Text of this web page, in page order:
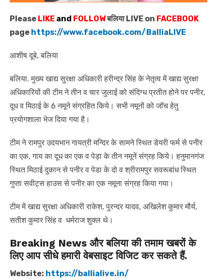
Please LIKE and FOLLOWबलिया LIVE on FACEBOOK
page https://www.facebook.com/BalliaLIVE
आशीष दूबे, बलिया
बलिया. मुख्य खाद्य सुरक्षा अधिकारी हरीन्द्र सिंह के नेतृत्व में खाद्य सुरक्षा
अधिकारियों की टीम ने तीन व चार जुलाई को संदिग्ध प्रतीत होने पर पनीर,
दूध व मिठाई के 6 नमूने संग्रहित किये। सभी नमूनों को जॉच हेतु
प्रयोगशाला भेज दिया गया है।
टीम ने रामपुर उदयभान गायत्री मन्दिर के सामने स्थित डेयरी फर्म से पनीर
का एक, गाय का दूध का एक व पेड़ा के तीन नमूनें संग्रह किये। हनुमानगंज
स्थित मिठाई दुकान से पनीर व पेडा के दो व श्रीरामपुर सवरूबांध स्थित
गुप्ता सवीट्स हाउस से पनीर का एक नमूना संग्रह किया गया।
टीम में खाद्य सुरक्षा अधिकारी राकेश, पुरन्दर यादव, अखिलेश कुमार मौर्य,
सतीश कुमार सिंह व धर्मराज शुक्ल थे।
Breaking News और बलिया की तमाम खबरों के
लिए आप सीधे हमारी वेबसाइट विजिट कर सकते हैं.
Website: https://ballialive.in/